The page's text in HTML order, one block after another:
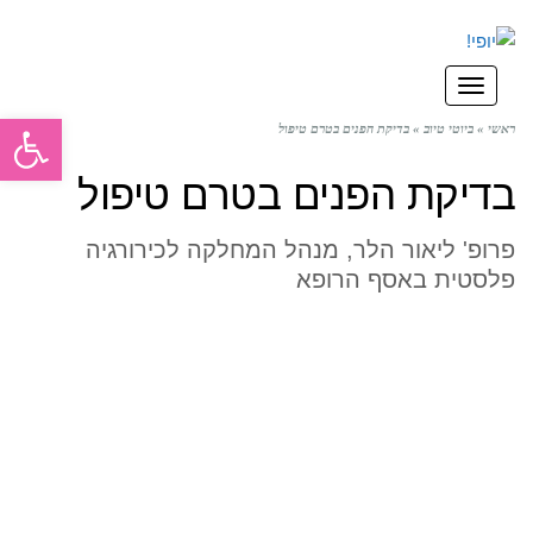
תפריט
ראשי » ביוטי טיוב » בדיקת הפנים בטרם טיפול
בדיקת הפנים בטרם טיפול
פרופ' ליאור הלר, מנהל המחלקה לכירורגיה
פלסטית באסף הרופא
פתח